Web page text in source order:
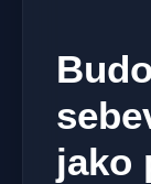
jako